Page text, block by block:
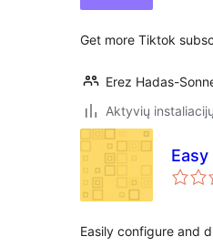
Get more Tiktok
Erez Hadas-
Aktyvių
Easily configure and